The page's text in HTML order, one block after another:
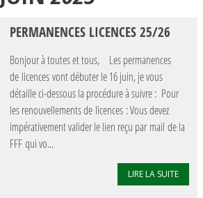
PERMANENCES LICENCES 25/26
Bonjour à toutes et tous, Les permanences
de licences vont débuter le 16 juin, je vous
détaille ci-dessous la procédure à suivre : Pour
les renouvellements de licences : Vous devez
impérativement valider le lien reçu par mail de la
FFF qui vo...
LIRE LA SUITE